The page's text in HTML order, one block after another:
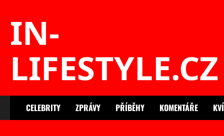
IN-
LIFESTYLE.CZ
CELEBRITY ZPRÁVY PŘÍBĚHY KOMENTÁŘE